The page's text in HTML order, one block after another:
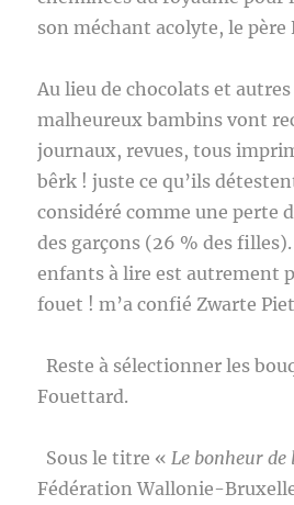
son méchant acolyte, le père
Au lieu de chocolats et
malheureux bambins vont
journaux, revues, tous
bêrk ! juste ce qu’ils
considéré comme une perte
des garçons (26 % des
enfants à lire est autrement
fouet ! m’a confié Zwarte
Reste à sélectionner les
Fouettard.
Sous le titre «Le bonheur de
Fédération Wallonie-